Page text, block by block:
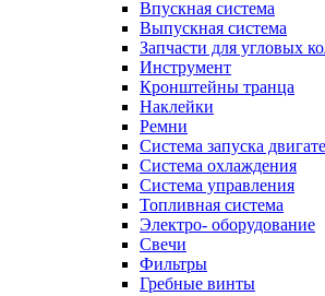
Впускная система
Выпускная система
Запчасти для угловых
Инструмент
Кронштейны транца
Наклейки
Ремни
Система запуска
Система охлаждения
Система управления
Топливная система
Электро- оборудование
Свечи
Фильтры
Гребные винты